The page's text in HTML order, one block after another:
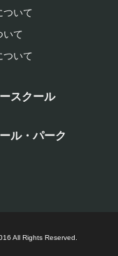
ついて
いて
ついて
スクール
ル・パーク
All Rights Reserved.